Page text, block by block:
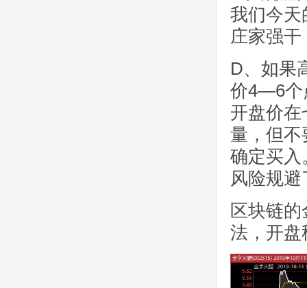
我们今天
庄家强
D、如果
价4—6个
开盘价
量，但不
确定买入
风险规避
区块链
法，开盘